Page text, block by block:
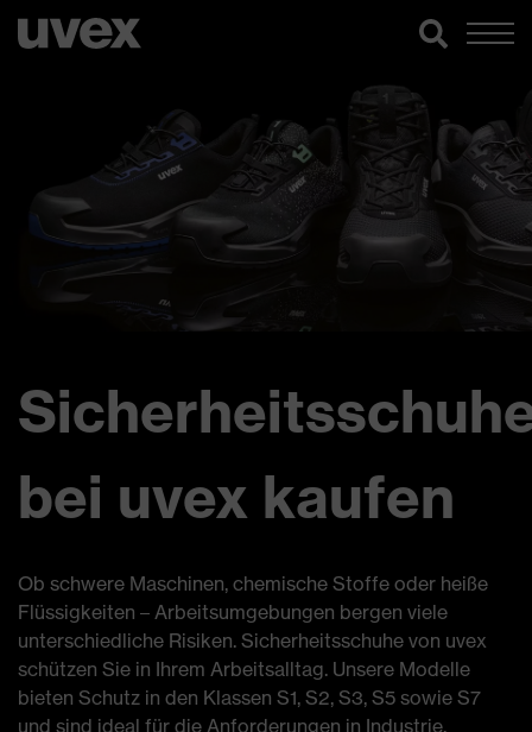
bei uvex kaufen
Ob schwere Maschinen, chemische Stoffe oder heiße
Flüssigkeiten – Arbeitsumgebungen bergen viele
unterschiedliche Risiken. Sicherheitsschuhe von uvex
schützen Sie in Ihrem Arbeitsalltag. Unsere Modelle
bieten Schutz in den Klassen S1, S2, S3, S5 sowie S7
und sind ideal für die Anforderungen in Industrie,